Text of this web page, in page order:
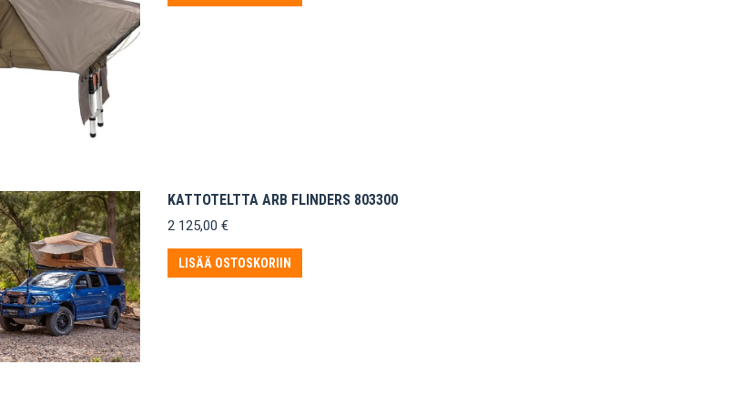
KATTOTELTTA ARB FLINDERS 803300
2 125,00 €
LISÄÄ OSTOSKORIIN